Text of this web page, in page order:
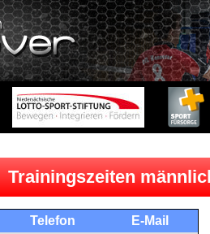
Trainingszeiten
Telefon
E-Mail